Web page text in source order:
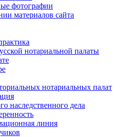
фотографии
материалов сайта
нотариальной палаты
нотариальных палат
наследственного дела
линия